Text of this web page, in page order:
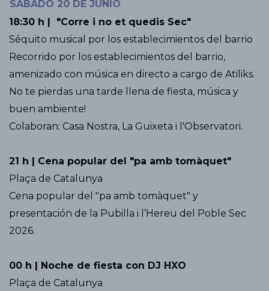
SÁBADO 20 DE JUNIO
18:30 h | "Corre i no et quedis Sec"
Séquito musical por los establecimientos del barrio
Recorrido por los establecimientos del barrio,
amenizado con música en directo a cargo de Atiliks.
No te pierdas una tarde llena de fiesta, música y
buen ambiente!
Colaboran: Casa Nostra, La Guixeta i l'Observatori.
21 h | Cena popular del "pa amb tomàquet"
Plaça de Catalunya
Cena popular del "pa amb tomàquet" y
presentación de la Pubilla i l’Hereu del Poble Sec
2026.
00 h | Noche de fiesta con DJ HXO
Plaça de Catalunya